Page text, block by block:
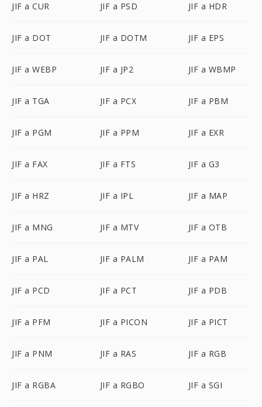
JIF a CUR JIF a PSD JIF a HDR
JIF a DOT JIF a DOTM JIF a EPS
JIF a WEBP JIF a JP2 JIF a WBMP
JIF a TGA JIF a PCX JIF a PBM
JIF a PGM JIF a PPM JIF a EXR
JIF a FAX JIF a FTS JIF a G3
JIF a HRZ JIF a IPL JIF a MAP
JIF a MNG JIF a MTV JIF a OTB
JIF a PAL JIF a PALM JIF a PAM
JIF a PCD JIF a PCT JIF a PDB
JIF a PFM JIF a PICON JIF a PICT
JIF a PNM JIF a RAS JIF a RGB
JIF a RGBA JIF a RGBO JIF a SGI